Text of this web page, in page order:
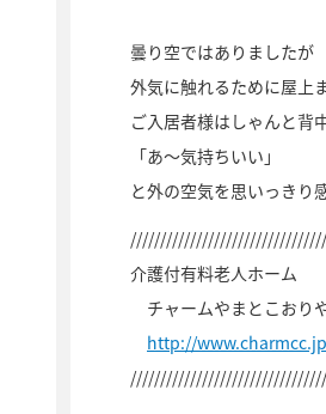
曇り空ではありましたが
外気に触れるために屋上
ご入居者様はしゃんと背
「あ～気持ちいい」
と外の空気を思いっきり
介護付有料老人ホーム
チャームやまとこおり
http://